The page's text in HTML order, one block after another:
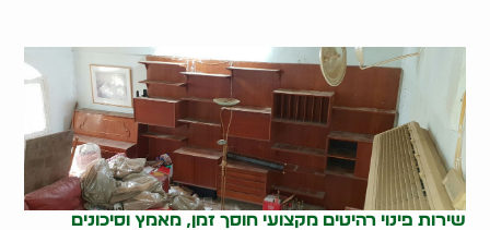
שירות פינוי רהיטים מקצועי חוסך זמן, מאמץ וסיכונים